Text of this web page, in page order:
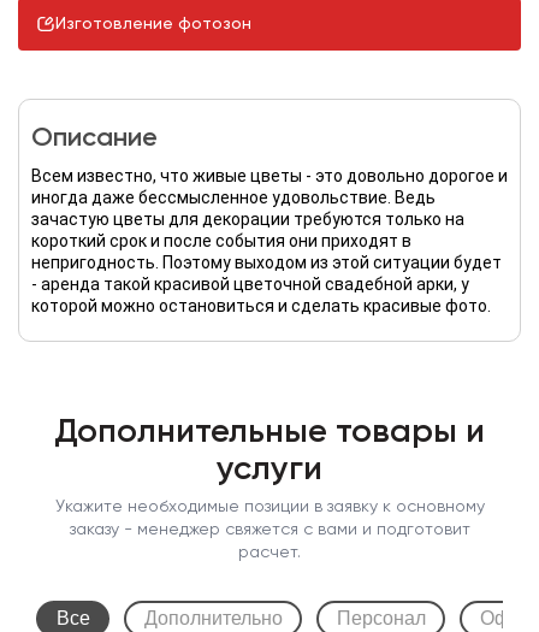
Изготовление фотозон
Описание
Всем известно, что живые цветы - это довольно дорогое и
иногда даже бессмысленное удовольствие. Ведь
зачастую цветы для декорации требуются только на
короткий срок и после события они приходят в
непригодность. Поэтому выходом из этой ситуации будет
- аренда такой красивой цветочной свадебной арки, у
которой можно остановиться и сделать красивые фото.
Дополнительные товары и
услуги
Укажите необходимые позиции в заявку к основному
заказу - менеджер свяжется с вами и подготовит
расчет.
Все Дополнительно Персонал